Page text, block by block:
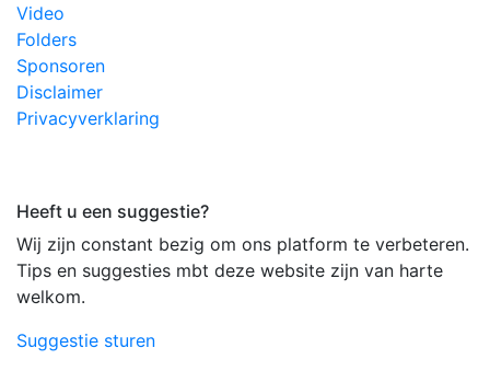
Video
Folders
Sponsoren
Disclaimer
Privacyverklaring
Heeft u een suggestie?
Wij zijn constant bezig om ons platform te verbeteren.
Tips en suggesties mbt deze website zijn van harte
welkom.
Suggestie sturen